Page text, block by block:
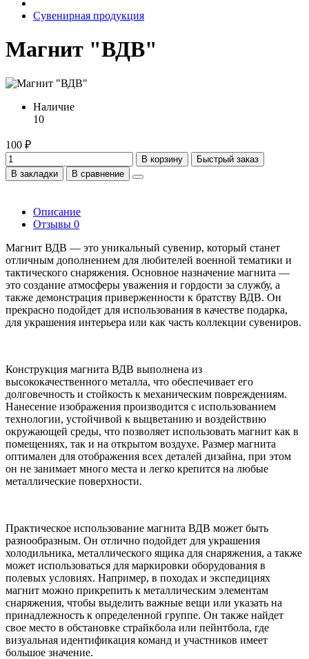
Сувенирная продукция
Магнит "ВДВ"
Наличие
10
100 ₽
В корзину
Быстрый заказ
В закладки
В сравнение
Описание
Отзывы 0
Магнит ВДВ — это уникальный сувенир, который станет
отличным дополнением для любителей военной тематики и
тактического снаряжения. Основное назначение магнита —
это создание атмосферы уважения и гордости за службу, а
также демонстрация приверженности к братству ВДВ. Он
прекрасно подойдет для использования в качестве подарка,
для украшения интерьера или как часть коллекции сувениров.
Конструкция магнита ВДВ выполнена из
высококачественного металла, что обеспечивает его
долговечность и стойкость к механическим повреждениям.
Нанесение изображения производится с использованием
технологии, устойчивой к выцветанию и воздействию
окружающей среды, что позволяет использовать магнит как в
помещениях, так и на открытом воздухе. Размер магнита
оптимален для отображения всех деталей дизайна, при этом
он не занимает много места и легко крепится на любые
металлические поверхности.
Практическое использование магнита ВДВ может быть
разнообразным. Он отлично подойдет для украшения
холодильника, металлического ящика для снаряжения, а также
может использоваться для маркировки оборудования в
полевых условиях. Например, в походах и экспедициях
магнит можно прикрепить к металлическим элементам
снаряжения, чтобы выделить важные вещи или указать на
принадлежность к определенной группе. Он также найдет
свое место в обстановке страйкбола или пейнтбола, где
визуальная идентификация команд и участников имеет
большое значение.